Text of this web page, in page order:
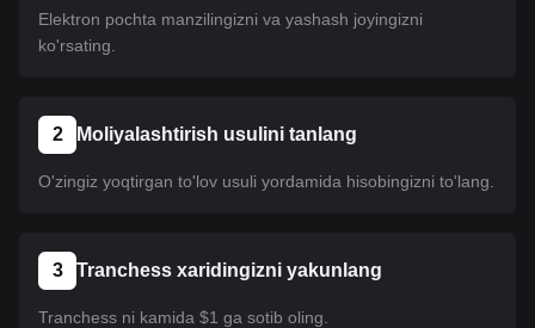
Elektron pochta manzilingizni va yashash joyingizni
ko'rsating.
2 Moliyalashtirish usulini tanlang
O'zingiz yoqtirgan to'lov usuli yordamida hisobingizni to'lang.
3 Tranchess xaridingizni yakunlang
Tranchess ni kamida $1 ga sotib oling.